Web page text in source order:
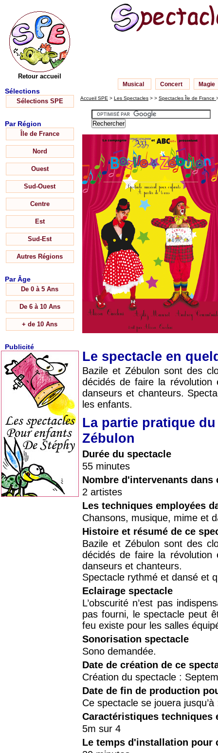
Retour accueil
Sélections
Sélections SPE
Par Région
Île de France
Nord
Ouest
Sud-Ouest
Centre
Est
Sud-Est
Autres Régions
Par Âge
De 0 à 5 Ans
De 6 à 10 Ans
+ de 10 Ans
Publicité
Musical Concert Magie
Accueil SPE > Les Spectacles > > Spectacles Île de France
Le spectacle en
Bazile et Zébulon sont des
décidés de faire la
danseurs et chanteurs.
les enfants.
La partie pratique
Zébulon
Durée du spectacle
55 minutes
Nombre d'intervenants dans
2 artistes
Les techniques employées
Chansons, musique, mime et
Histoire et résumé de ce
Bazile et Zébulon sont des
décidés de faire la
danseurs et chanteurs.
Spectacle rythmé et dansé et
Eclairage spectacle
L’obscurité n’est pas
pas fourni, le spectacle peut
feu existe pour les salles
Sonorisation spectacle
Sono demandée.
Date de création de ce
Création du spectacle :
Date de fin de production
Ce spectacle se jouera
Caractéristiques techniques
5m sur 4
Le temps d'installation pour